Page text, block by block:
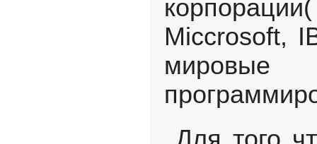
Miccrosoft,
мировые